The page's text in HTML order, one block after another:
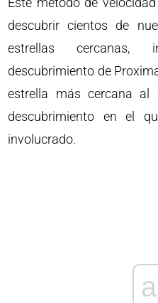
descubrir cientos de
estrellas cercanas,
descubrimiento de
estrella más cercana al
descubrimiento en el
involucrado.